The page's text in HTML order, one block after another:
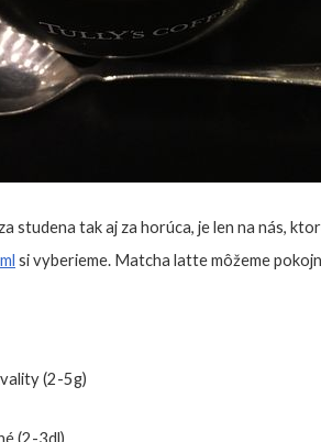
studena tak aj za horúca, je len na nás,
si vyberieme. Matcha latte môžeme
(2-5g)
(2-3dl)